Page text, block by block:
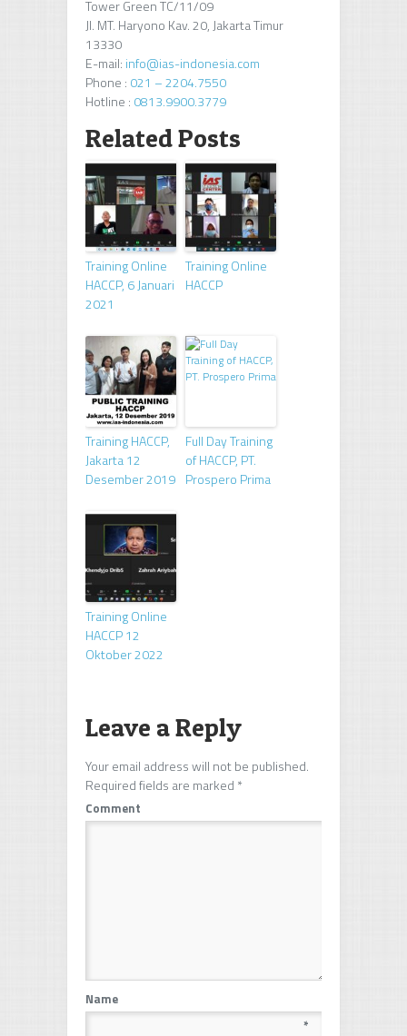
Tower Green TC/11/09
Jl. MT. Haryono Kav. 20, Jakarta Timur
13330
E-mail: info@ias-indonesia.com
Phone : 021 – 2204.7550
Hotline : 0813.9900.3779
Related Posts
Training Online
HACCP, 6 Januari
2021
Training Online
HACCP
Training HACCP,
Jakarta 12
Desember 2019
Full Day Training
of HACCP, PT.
Prospero Prima
Training Online
HACCP 12
Oktober 2022
Leave a Reply
Your email address will not be published.
Required fields are marked *
Comment
Name
*